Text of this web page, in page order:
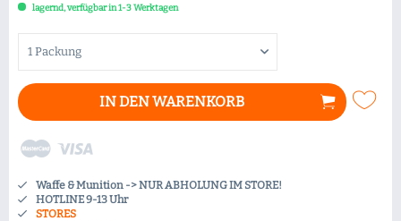
lagernd, verfügbar in 1-3 Werktagen
IN DENWARENKORB
Waffe & Munition -> NUR ABHOLUNG IM STORE!
HOTLINE 9-13 Uhr
STORES